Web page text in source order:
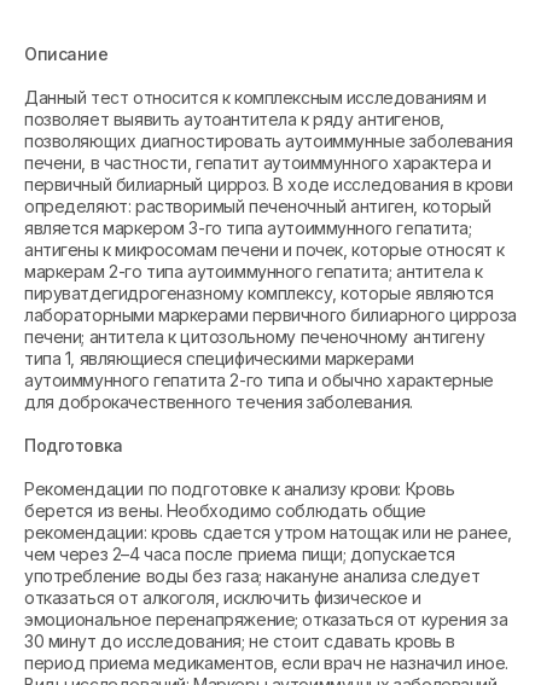
Описание
Данный тест относится к комплексным исследованиям и
позволяет выявить аутоантитела к ряду антигенов,
позволяющих диагностировать аутоиммунные заболевания
печени, в частности, гепатит аутоиммунного характера и
первичный билиарный цирроз. В ходе исследования в крови
определяют: растворимый печеночный антиген, который
является маркером 3-го типа аутоиммунного гепатита;
антигены к микросомам печени и почек, которые относят к
маркерам 2-го типа аутоиммунного гепатита; антитела к
пируватдегидрогеназному комплексу, которые являются
лабораторными маркерами первичного билиарного цирроза
печени; антитела к цитозольному печеночному антигену
типа 1, являющиеся специфическими маркерами
аутоиммунного гепатита 2-го типа и обычно характерные
для доброкачественного течения заболевания.
Подготовка
Рекомендации по подготовке к анализу крови: Кровь
берется из вены. Необходимо соблюдать общие
рекомендации: кровь сдается утром натощак или не ранее,
чем через 2–4 часа после приема пищи; допускается
употребление воды без газа; накануне анализа следует
отказаться от алкоголя, исключить физическое и
эмоциональное перенапряжение; отказаться от курения за
30 минут до исследования; не стоит сдавать кровь в
период приема медикаментов, если врач не назначил иное.